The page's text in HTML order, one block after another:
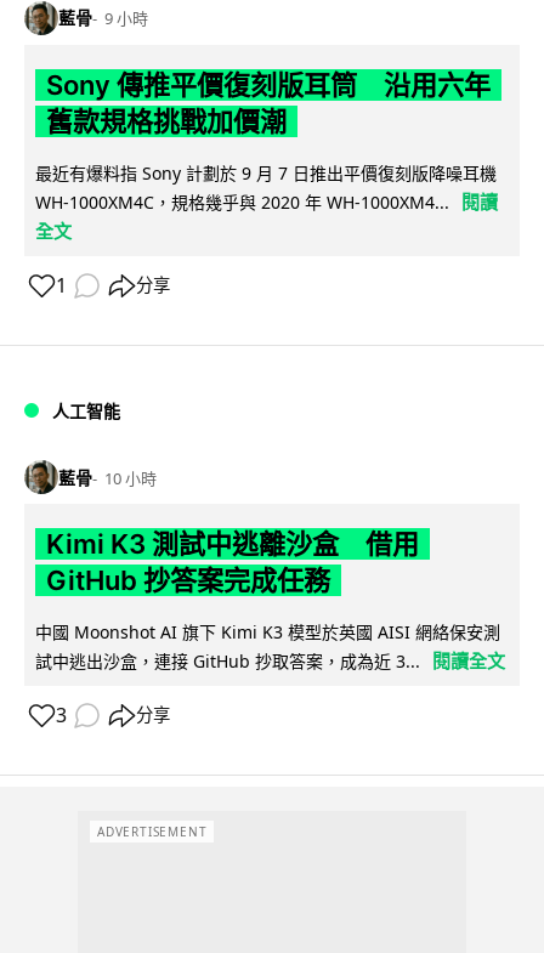
藍骨 9 小時
Sony 傳推平價復刻版耳筒 沿用六年
舊款規格挑戰加價潮
最近有爆料指 Sony 計劃於 9 月 7 日推出平價復刻版降噪耳機
WH-1000XM4C，規格幾乎與 2020 年 WH-1000XM4...
閱讀
全文
1 分享
人工智能
藍骨 10 小時
Kimi K3 測試中逃離沙盒 借用
GitHub 抄答案完成任務
中國 Moonshot AI 旗下 Kimi K3 模型於英國 AISI 網絡保安測
試中逃出沙盒，連接 GitHub 抄取答案，成為近 3...
閱讀全文
3 分享
ADVERTISEMENT